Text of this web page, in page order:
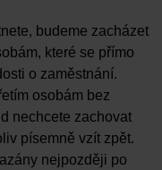
budeme zacházet
které se přímo
o zaměstnání.
osobám bez
nechcete zachovat
písemně vzít zpět.
nejpozději po